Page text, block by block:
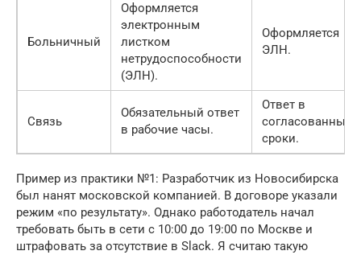
Больничный
Оформляется
электронным
листком
нетрудоспособности
(ЭЛН).
Оформляется
ЭЛН.
Связь
Обязательный ответ
в рабочие часы.
Ответ в
согласованные
сроки.
Пример из практики №1: Разработчик из Новосибирска
был нанят московской компанией. В договоре указали
режим «по результату». Однако работодатель начал
требовать быть в сети с 10:00 до 19:00 по Москве и
штрафовать за отсутствие в Slack. Я считаю такую